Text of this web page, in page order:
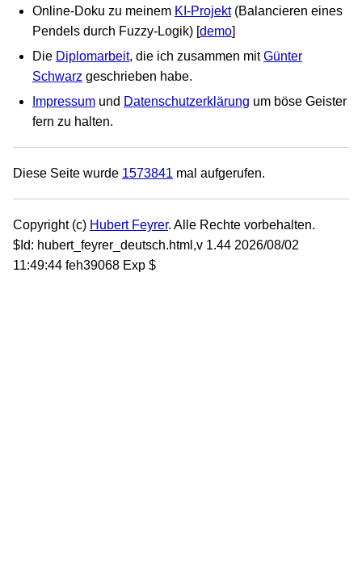
Online-Doku zu meinem KI-Projekt(Balancieren eines
Pendels durch Fuzzy-Logik) [demo]
Die Diplomarbeit, die ich zusammen mitGünter
Schwarz geschrieben habe.
Impressum und Datenschutzerklärung um böse Geister
fern zu halten.
Diese Seite wurde 1573841 mal aufgerufen.
Copyright (c) Hubert Feyrer. Alle Rechte vorbehalten.
$Id: hubert_feyrer_deutsch.html,v 1.44 2026/08/02
11:49:44 feh39068 Exp $